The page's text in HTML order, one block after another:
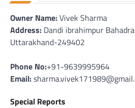
Owner Name:Vivek Sharma
Address: Dandi ibrahimpur
Uttarakhand-249402
Phone No:+91-9639995964
Email:
Special Reports